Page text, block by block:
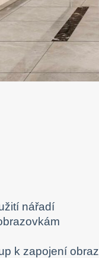
nářadí
k zapojení